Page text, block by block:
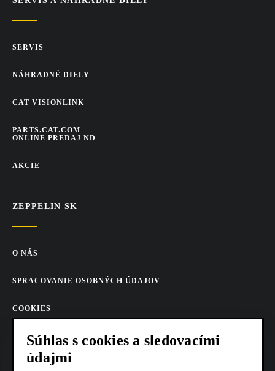
SERVIS
NÁHRADNÉ DIELY
CAT VISIONLINK
PARTS.CAT.COM
ONLINE PREDAJ ND
AKCIE
ZEPPELIN SK
O NÁS
SPRACOVANIE OSOBNÝCH ÚDAJOV
COOKIES
AKTUALITY
KARIÉRA
Súhlas s cookies a sledovacími
údajmi